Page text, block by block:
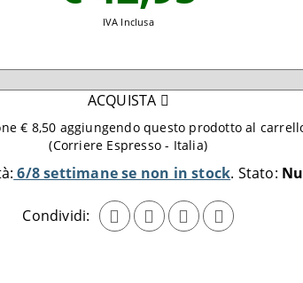
6/8 settimane se non in stock Stato:
Condividi:
IVA Inclusa
ACQUISTA
€ 8,50 aggiungendo questo prodotto al
(Corriere Espresso - Italia)